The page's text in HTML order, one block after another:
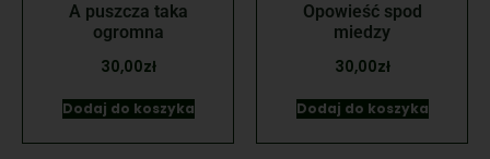
A puszcza taka
ogromna
30,00zł
Dodaj do koszyka
Opowieść spod
miedzy
30,00zł
Dodaj do koszyka